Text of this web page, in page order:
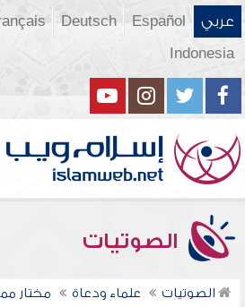
عربي Español
Deutsch
Indonesia
الصوتيات
الصوتيات علماء ودعاة
مختار